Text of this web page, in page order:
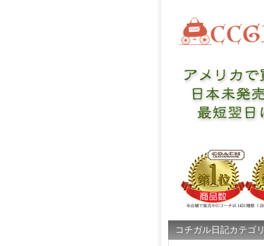
コチガル日記カテゴリ